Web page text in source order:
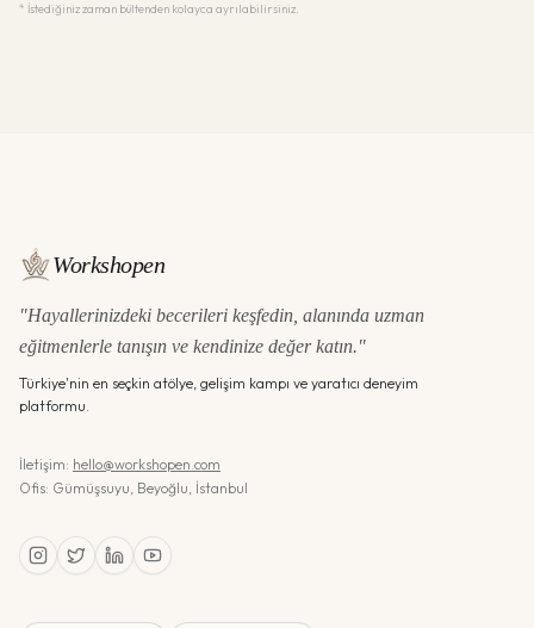
* İstediğiniz zaman bültenden kolayca ayrılabilirsiniz.
Workshopen
"Hayallerinizdeki becerileri keşfedin, alanında uzman
eğitmenlerle tanışın ve kendinize değer katın."
Türkiye'nin en seçkin atölye, gelişim kampı ve yaratıcı deneyim
platformu.
İletişim: hello@workshopen.com
Ofis: Gümüşsuyu, Beyoğlu, İstanbul